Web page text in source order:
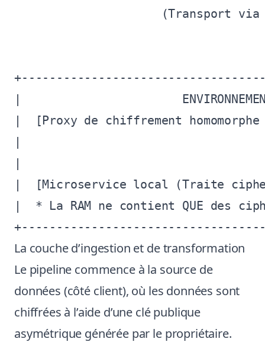
(Transport via
|                       ENVIRONNEMENT
|  [Proxy de chiffrement
|
|
|  [Microservice local (Traite
|  * La RAM ne contient QUE des
La couche d’ingestion et de transformation
Le pipeline commence à la source de
données (côté client), où les données sont
chiffrées à l’aide d’une clé publique
asymétrique générée par le propriétaire.